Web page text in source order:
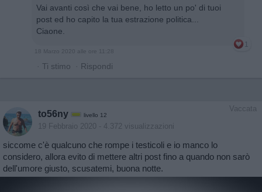
Vai avanti così che vai bene, ho letto un po' di tuoi
post ed ho capito la tua estrazione politica...
Ciaone.
1
18 Marzo 2020 alle ore 11:28
· Ti stimo · Rispondi
Vaccata
to56ny livello 12
19 Febbraio 2020 - 4.372 visualizzazioni
siccome c'è qualcuno che rompe i testicoli e io manco lo
considero, allora evito di mettere altri post fino a quando non sarò
dell'umore giusto, scusatemi, buona notte.